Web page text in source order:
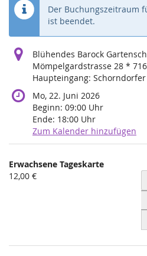
Der Buchungszeitraum
ist beendet.
Blühendes Barock
Mömpelgardstrasse 28 *
Haupteingang:
Mo, 22. Juni 2026
Beginn: 09:00 Uhr
Ende: 18:00 Uhr
Zum Kalender hinzufügen
Produkte
Unkategorisierte
Erwachsene Tageskarte
12,00 €